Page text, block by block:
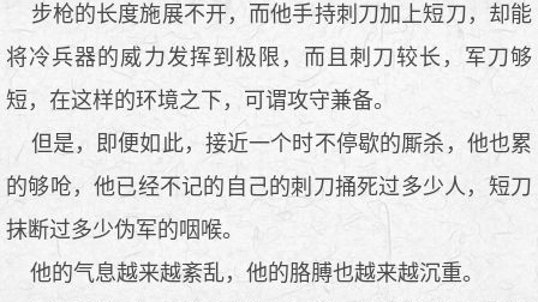
步枪的长度施展不开，而他手持刺刀加上短刀，却能
将冷兵器的威力发挥到极限，而且刺刀较长，军刀够
短，在这样的环境之下，可谓攻守兼备。
但是，即便如此，接近一个时不停歇的厮杀，他也累
的够呛，他已经不记的自己的刺刀捅死过多少人，短刀
抹断过多少伪军的咽喉。
他的气息越来越紊乱，他的胳膊也越来越沉重。